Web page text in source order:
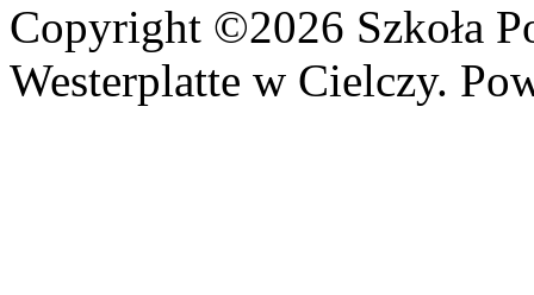
Copyright ©2026 Szkoła
Westerplatte w Cielczy.